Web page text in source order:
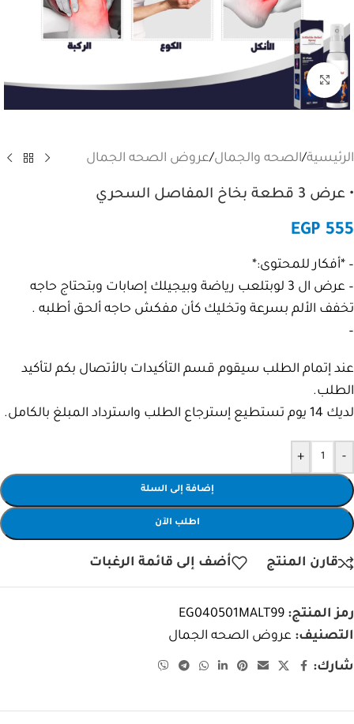
Click to enlarge
الرئيسية/الصحه والجمال/عروض الصحه الجمال
• عرض 3 قطعة بخاخ المفاصل السحري
EGP 555
– *أفكار للمحتوى:*
– عرض ال 3 لوبتلعب رياضة وبيجيلك إصابات وبتحتاج حاجه
تخفف الألم بسرعة وتخليك كأن مفكش حاجه ألحق أطلبه .
–
عند إتمام الطلب سيقوم قسم التأكيدات بالأتصال بكم لتأكيد
الطلب.
لديك 14 يوم تستطيع إسترجاع الطلب واسترداد المبلغ بالكامل.
-
+
إضافة إلى السلة
اطلب الآن
قارن المنتج أضف إلى قائمة الرغبات
رمز المنتج: EG040501MALT99
التصنيف: عروض الصحه الجمال
شارك: